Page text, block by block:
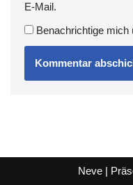
E-Mail.
Benachrichtige mich
Neve |